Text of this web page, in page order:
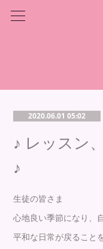
2020.06.01 05:02
♪ レッスン
♪
生徒の皆さま
心地良い季節になり、
平和な日常が戻ること